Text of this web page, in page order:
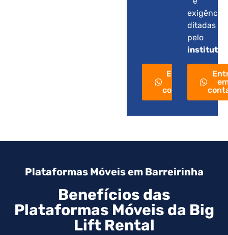
Entre
em
contato
ditadas
pelo
instituto
Plataformas Móveis em Barreirinha
Benefícios das
Plataformas Móveis da Big
Lift Rental